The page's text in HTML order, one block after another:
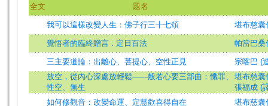
全文 題名
我可以這樣改變人生：佛子行三十七頌 堪布慈囊
覺悟者的臨終贈言 : 定日百法 帕當巴桑
三主要道論：出離心、菩提心、空性正見
宗喀巴 (
放空，從內心深處放輕鬆——般若心要三部曲：懺罪、
性空、無生
堪布慈囊
張福成 (
如何修觀音：改變命運、定慧歡喜得自在
堪布慈囊